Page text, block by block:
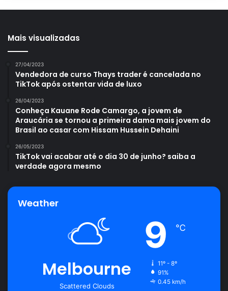
Mais visualizadas
27/04/2023
Vendedora de curso Thays trader é cancelada no
TikTok após ostentar vida de luxo
26/04/2023
Conheça Kauane Rode Camargo, a jovem de
Araucária se tornou a primeira dama mais jovem do
Brasil ao casar com Hissam Hussein Dehaini
26/05/2023
TikTok vai acabar até o dia 30 de junho? saiba a
verdade agora mesmo
Weather
Melbourne
Scattered Clouds
9 ℃
11º - 8º
91%
0.45 km/h